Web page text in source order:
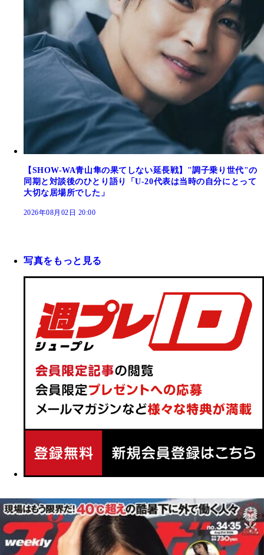
【SHOW-WA青山隼の果てしない延長戦】"調子乗り世代"の
同期と対談後のひとり語り「U-20代表は当時の自分にとって
大切な居場所でした」
2026年08月02日 20:00
写真をもっと見る